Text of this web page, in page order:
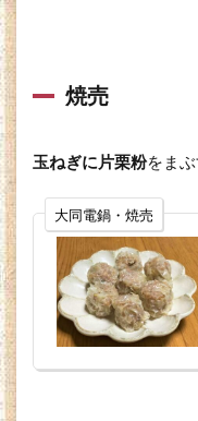
焼売
玉ねぎに片栗粉をま
大同電鍋・焼売